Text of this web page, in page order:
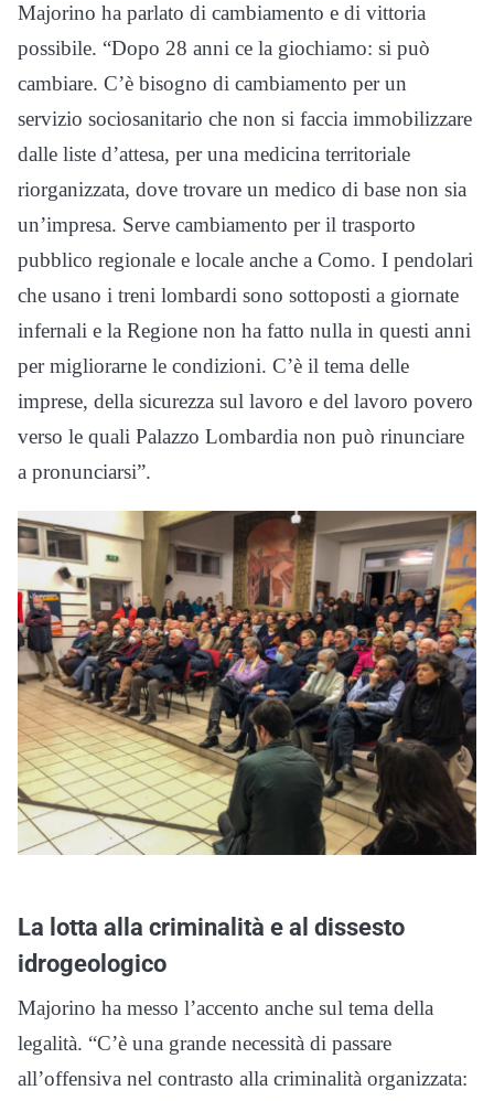
Majorino ha parlato di cambiamento e di vittoria
possibile. “Dopo 28 anni ce la giochiamo: si può
cambiare. C’è bisogno di cambiamento per un
servizio sociosanitario che non si faccia immobilizzare
dalle liste d’attesa, per una medicina territoriale
riorganizzata, dove trovare un medico di base non sia
un’impresa. Serve cambiamento per il trasporto
pubblico regionale e locale anche a Como. I pendolari
che usano i treni lombardi sono sottoposti a giornate
infernali e la Regione non ha fatto nulla in questi anni
per migliorarne le condizioni. C’è il tema delle
imprese, della sicurezza sul lavoro e del lavoro povero
verso le quali Palazzo Lombardia non può rinunciare
a pronunciarsi”.
La lotta alla criminalità e al dissesto
idrogeologico
Majorino ha messo l’accento anche sul tema della
legalità. “C’è una grande necessità di passare
all’offensiva nel contrasto alla criminalità organizzata: